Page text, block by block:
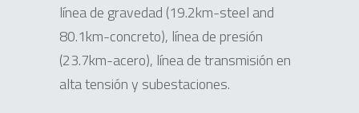
línea de gravedad (19.2km-steel and
80.1km-concreto), línea de presión
(23.7km-acero), línea de transmisión en
alta tensión y subestaciones.